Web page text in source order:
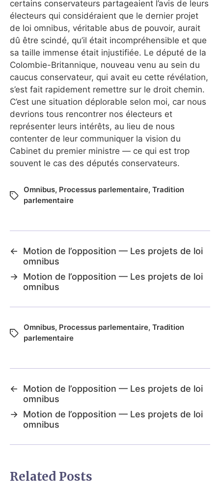
certains conservateurs partageaient l’avis de leurs
électeurs qui considéraient que le dernier projet
de loi omnibus, véritable abus de pouvoir, aurait
dû être scindé, qu’il était incompréhensible et que
sa taille immense était injustifiée. Le député de la
Colombie-Britannique, nouveau venu au sein du
caucus conservateur, qui avait eu cette révélation,
s’est fait rapidement remettre sur le droit chemin.
C’est une situation déplorable selon moi, car nous
devrions tous rencontrer nos électeurs et
représenter leurs intérêts, au lieu de nous
contenter de leur communiquer la vision du
Cabinet du premier ministre — ce qui est trop
souvent le cas des députés conservateurs.
Omnibus, Processus parlementaire, Tradition
parlementaire
←
Motion de l’opposition — Les projets de loi
omnibus
→ Motion de l’opposition — Les projets de loi
omnibus
Omnibus, Processus parlementaire, Tradition
parlementaire
←
Motion de l’opposition — Les projets de loi
omnibus
→ Motion de l’opposition — Les projets de loi
omnibus
Related Posts